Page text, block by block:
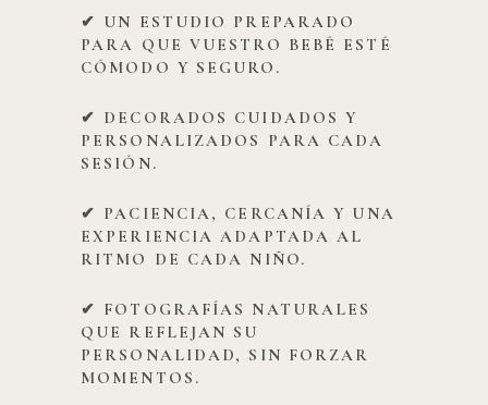
✔ UN ESTUDIO PREPARADO
PARA QUE VUESTRO BEBÉ ESTÉ
CÓMODO Y SEGURO.
✔ DECORADOS CUIDADOS Y
PERSONALIZADOS PARA CADA
SESIÓN.
✔ PACIENCIA, CERCANÍA Y UNA
EXPERIENCIA ADAPTADA AL
RITMO DE CADA NIÑO.
✔ FOTOGRAFÍAS NATURALES
QUE REFLEJAN SU
PERSONALIDAD, SIN FORZAR
MOMENTOS.